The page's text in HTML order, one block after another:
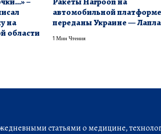
на
области
автомобильной платформе
переданы Украине —
1 Мин Чтения
статьями о медицине,